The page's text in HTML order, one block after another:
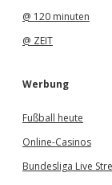
@ 120 minuten
@ ZEIT
Werbung
Fußball heute
Online-Casinos
Bundesliga Live